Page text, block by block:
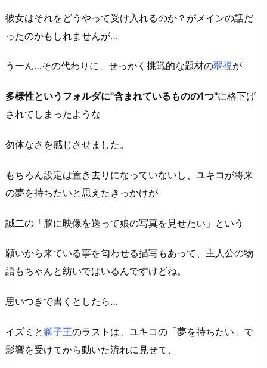
彼女はそれをどうやって受け入れるのか？がメインの話だ
ったのかもしれませんが…
うーん…その代わりに、せっかく挑戦的な題材の弱視が
多様性というフォルダに"含まれているものの1つ"に格下げ
されてしまったような
勿体なさを感じさせました。
もちろん設定は置き去りになっていないし、ユキコが将来
の夢を持ちたいと思えたきっかけが
誠二の「脳に映像を送って娘の写真を見せたい」という
願いから来ている事を匂わせる描写もあって、主人公の物
語もちゃんと紡いではいるんですけどね。
思いつきで書くとしたら…
イズミと獅子王のラストは、ユキコの「夢を持ちたい」で
影響を受けてから動いた流れに見せて、